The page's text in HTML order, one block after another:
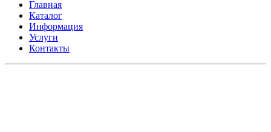
Главная
Каталог
Информация
Услуги
Контакты